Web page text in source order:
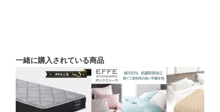
一緒に購入されている商品